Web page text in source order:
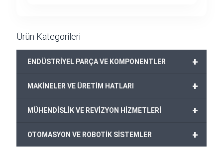
Ürün Kategorileri
+
ENDÜSTRİYEL PARÇA VE KOMPONENTLER
+
MAKİNELER VE ÜRETİM HATLARI
+
MÜHENDİSLİK VE REVİZYON HİZMETLERİ
+
OTOMASYON VE ROBOTİK SİSTEMLER